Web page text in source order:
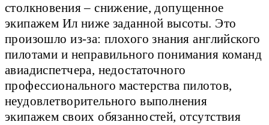
столкновения – снижение, допущенное
экипажем Ил ниже заданной высоты. Это
произошло из-за: плохого знания английского
пилотами и неправильного понимания команд
авиадиспетчера, недостаточного
профессионального мастерства пилотов,
неудовлетворительного выполнения
экипажем своих обязанностей, отсутствия